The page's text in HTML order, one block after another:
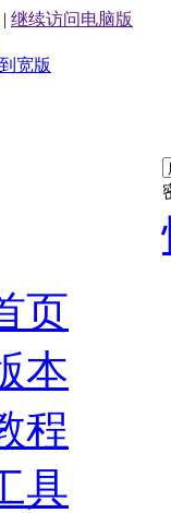
| 继续访问电脑版
宽版
页
本
程
具